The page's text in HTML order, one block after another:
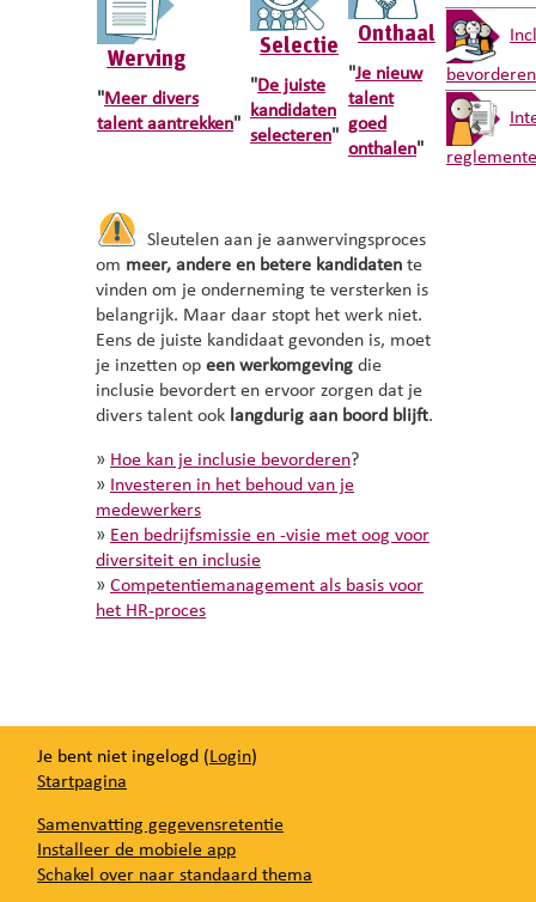
Werving
"Meer divers
talent aantrekken"
Selectie
"De juiste
kandidaten
selecteren"
Onthaal
"Je nieuw
talent
goed
onthalen"
Sleutelen aan je aanwervingsproces
om meer, andere en betere kandidaten te
vinden om je onderneming te versterken is
belangrijk. Maar daar stopt het werk niet.
Eens de juiste kandidaat gevonden is, moet
je inzetten op een werkomgeving die
inclusie bevordert en ervoor zorgen dat je
divers talent ook langdurig aan boord blijft.
» Hoe kan je inclusie bevorderen?
» Investeren in het behoud van je
medewerkers
» Een bedrijfsmissie en -visie met oog voor
diversiteit en inclusie
» Competentiemanagement als basis voor
het HR-proces
bevorderen
Je bent niet ingelogd (Login)
Startpagina
Samenvatting gegevensretentie
Installeer de mobiele app
Schakel over naar standaard thema